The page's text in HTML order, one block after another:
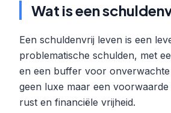
Wat is een
Een schuldenvrij leven is een
problematische schulden, met
en een buffer voor onverwachte
geen luxe maar een
rust en financiële vrijheid.